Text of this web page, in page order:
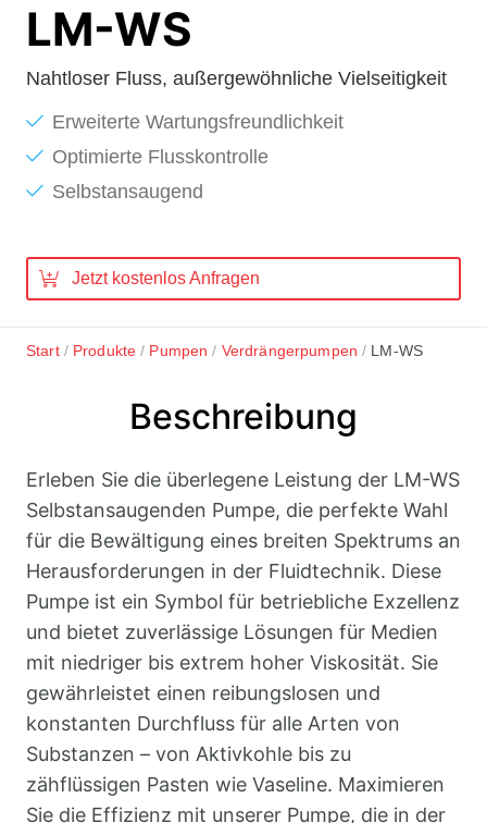
LM-WS
Nahtloser Fluss, außergewöhnliche Vielseitigkeit
Erweiterte Wartungsfreundlichkeit
Optimierte Flusskontrolle
Selbstansaugend
Jetzt kostenlos Anfragen
Start Produkte Pumpen Verdrängerpumpen LM-WS
Beschreibung
Erleben Sie die überlegene Leistung der LM-WS
Selbstansaugenden Pumpe, die perfekte Wahl
für die Bewältigung eines breiten Spektrums an
Herausforderungen in der Fluidtechnik. Diese
Pumpe ist ein Symbol für betriebliche Exzellenz
und bietet zuverlässige Lösungen für Medien
mit niedriger bis extrem hoher Viskosität. Sie
gewährleistet einen reibungslosen und
konstanten Durchfluss für alle Arten von
Substanzen – von Aktivkohle bis zu
zähflüssigen Pasten wie Vaseline. Maximieren
Sie die Effizienz mit unserer Pumpe, die in der